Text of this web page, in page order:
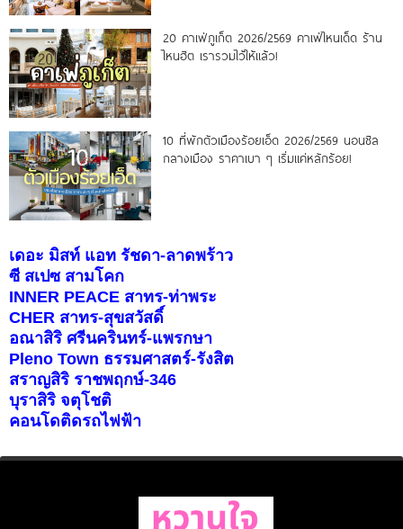
20 คาเฟ่ภูเก็ต 2026/2569 คาเฟ่ไหนเด็ด ร้าน
ไหนฮิต เรารวมไว้ให้แล้ว!
10 ที่พักตัวเมืองร้อยเอ็ด 2026/2569 นอนชิล
กลางเมือง ราคาเบา ๆ เริ่มแค่หลักร้อย!
เดอะ มิสท์ แอท รัชดา-ลาดพร้าว
ซี สเปซ สามโคก
INNER PEACE สาทร-ท่าพระ
CHER สาทร-สุขสวัสดิ์
อณาสิริ ศรีนครินทร์-แพรกษา
Pleno Town ธรรมศาสตร์-รังสิต
สราญสิริ ราชพฤกษ์-346
บุราสิริ จตุโชติ
คอนโดติดรถไฟฟ้า